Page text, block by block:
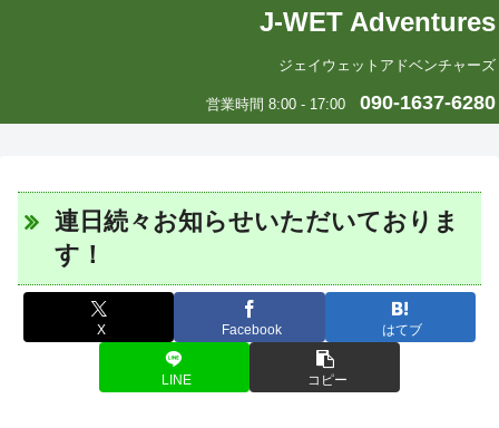
J-WET Adventures
ジェイウェットアドベンチャーズ
営業時間 8:00 - 17:00 090-1637-6280
連日続々お知らせいただいておりま
す！
X Facebook はてブ
LINE コピー